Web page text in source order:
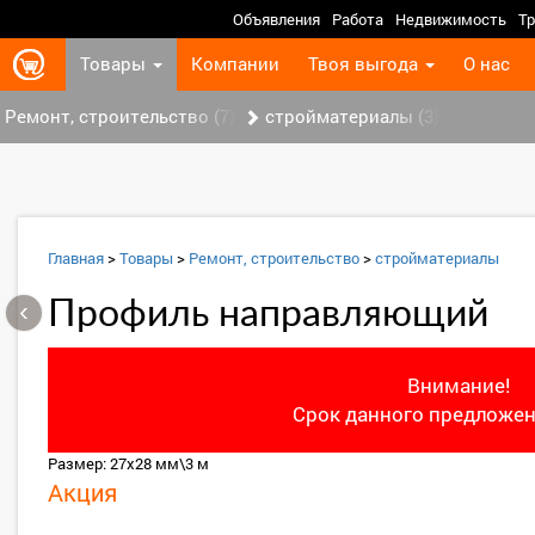
Объявления Работа Недвижимость
Товары Компании Твоя выгода О нас
Ремонт, строительство (7) стройматериалы (3)
Главная>Товары > Ремонт, строительство>стройматериалы
Профиль направляющий
Внимание!
Срок данного
Размер: 27х28 мм\3 м
Акция
‹